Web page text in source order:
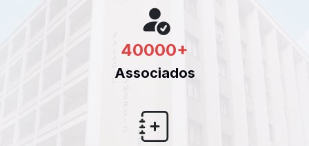
40000+
Associados